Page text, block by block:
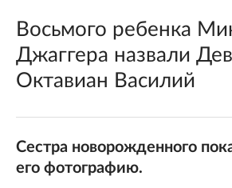
Восьмого ребенка
Джаггера назвали
Октавиан Василий
Сестра новорожденного
его фотографию.